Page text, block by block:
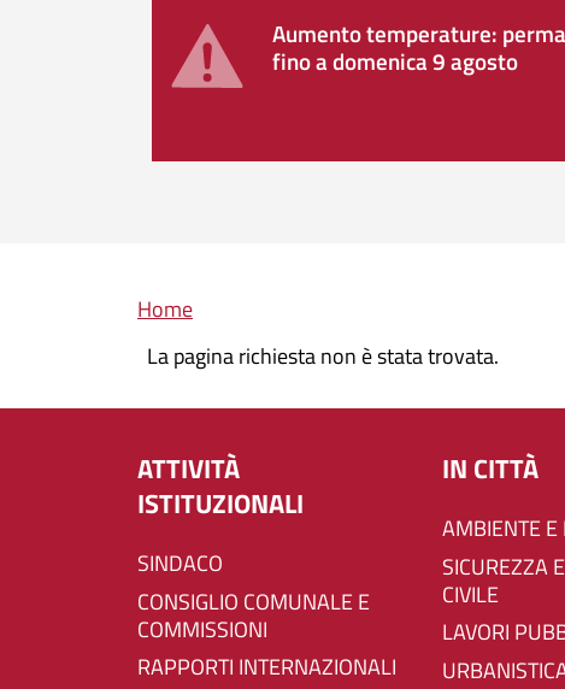
Aumento temperature:
fino a domenica 9 agosto
Briciole di pane
Home
La pagina richiesta non è stata trovata.
ATTIVITÀ
ISTITUZIONALI
SINDACO
CONSIGLIO COMUNALE E
COMMISSIONI
RAPPORTI INTERNAZIONALI
IN CITTÀ
AMBIENTE
SICUREZZA E PROTEZIONE
CIVILE
LAVORI